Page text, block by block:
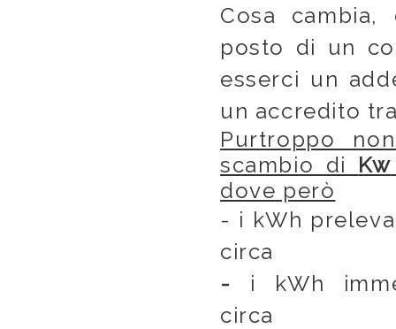
Cosa
posto di un
esserci un
un accredito
Purtroppo
scambio di Kw
dove però
- i kWh
- i kWh